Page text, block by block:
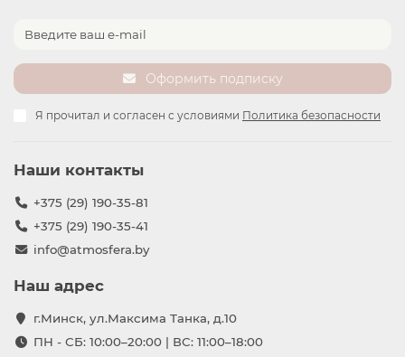
Оформить подписку
Я прочитал и согласен с условиями Политика безопасности
Наши контакты
+375 (29) 190-35-81
+375 (29) 190-35-41
info@atmosfera.by
Наш адрес
г.Минск, ул.Максима Танка, д.10
ПН - СБ: 10:00–20:00 | ВС: 11:00–18:00